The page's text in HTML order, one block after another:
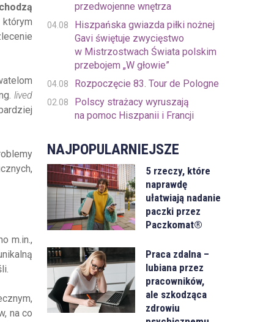
którym
lived
m.in.,
na co
przedwojenne wnętrza
04.08
Hiszpańska gwiazda piłki nożnej
Gavi świętuje zwycięstwo
w Mistrzostwach Świata polskim
przebojem „W głowie”
04.08 Rozpoczęcie 83. Tour de Pologne
02.08
Polscy strażacy wyruszają
na pomoc Hiszpanii i Francji
NAJPOPULARNIEJSZE
5 rzeczy, które
naprawdę
ułatwiają nadanie
paczki przez
Paczkomat®
Praca zdalna –
lubiana przez
pracowników,
ale szkodząca
zdrowiu